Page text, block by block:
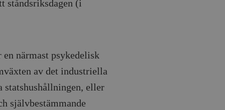
ståndsriksdagen (i
närmast psykedelisk
av det industriella
statshushållningen, eller
självbestämmande